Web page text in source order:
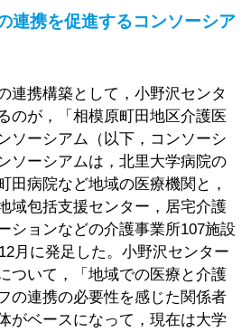
連携を促進するコンソーシア
連携構築として，小野沢センタ
のが，「相模原町田地区介護医
ソーシアム（以下，コンソーシ
ソーシアムは，北里大学病院の
田病院など地域の医療機関と，
域包括支援センター，居宅介護
ションなどの介護事業所107施設
月に発足した。小野沢センター
ついて，「地域での医療と介護
の連携の必要性を感じた関係者
がベースになって，現在は大学